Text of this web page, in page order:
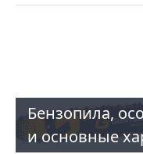
Бензопила,
и основные